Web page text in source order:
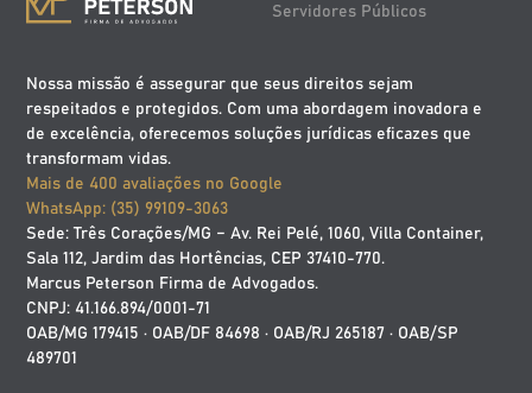
Servidores Públicos
Nossa missão é assegurar que seus direitos sejam
respeitados e protegidos. Com uma abordagem inovadora e
de excelência, oferecemos soluções jurídicas eficazes que
transformam vidas.
Mais de 400 avaliações no Google
WhatsApp: (35) 99109-3063
Sede: Três Corações/MG – Av. Rei Pelé, 1060, Villa Container,
Sala 112, Jardim das Hortências, CEP 37410-770.
Marcus Peterson Firma de Advogados.
CNPJ: 41.166.894/0001-71
OAB/MG 179415 · OAB/DF 84698 · OAB/RJ 265187 · OAB/SP
489701